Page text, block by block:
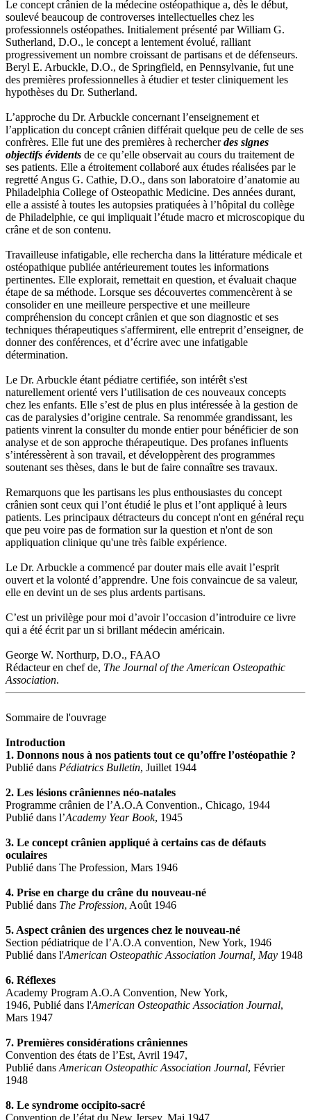
Le concept crânien de la médecine ostéopathique a, dès le début,
soulevé beaucoup de controverses intellectuelles chez les
professionnels ostéopathes. Initialement présenté par William G.
Sutherland, D.O., le concept a lentement évolué, ralliant
progressivement un nombre croissant de partisans et de défenseurs.
Beryl E. Arbuckle, D.O., de Springfield, en Pennsylvanie, fut une
des premières professionnelles à étudier et tester cliniquement les
hypothèses du Dr. Sutherland.
L’approche du Dr. Arbuckle concernant l’enseignement et
l’application du concept crânien différait quelque peu de celle de ses
confrères. Elle fut une des premières à rechercherdes signes
objectifs évidents de ce qu’elle observait au cours du traitement de
ses patients. Elle a étroitement collaboré aux études réalisées par le
regretté Angus G. Cathie, D.O., dans son laboratoire d’anatomie au
Philadelphia College of Osteopathic Medicine. Des années durant,
elle a assisté à toutes les autopsies pratiquées à l’hôpital du collège
de Philadelphie, ce qui impliquait l’étude macro et microscopique du
crâne et de son contenu.
Travailleuse infatigable, elle rechercha dans la littérature médicale et
ostéopathique publiée antérieurement toutes les informations
pertinentes. Elle explorait, remettait en question, et évaluait chaque
étape de sa méthode. Lorsque ses découvertes commencèrent à se
consolider en une meilleure perspective et une meilleure
compréhension du concept crânien et que son diagnostic et ses
techniques thérapeutiques s'affermirent, elle entreprit d’enseigner, de
donner des conférences, et d’écrire avec une infatigable
détermination.
Le Dr. Arbuckle étant pédiatre certifiée, son intérêt s'est
naturellement orienté vers l’utilisation de ces nouveaux concepts
chez les enfants. Elle s’est de plus en plus intéressée à la gestion de
cas de paralysies d’origine centrale. Sa renommée grandissant, les
patients vinrent la consulter du monde entier pour bénéficier de son
analyse et de son approche thérapeutique. Des profanes influents
s’intéressèrent à son travail, et développèrent des programmes
soutenant ses thèses, dans le but de faire connaître ses travaux.
Remarquons que les partisans les plus enthousiastes du concept
crânien sont ceux qui l’ont étudié le plus et l’ont appliqué à leurs
patients. Les principaux détracteurs du concept n'ont en général reçu
que peu voire pas de formation sur la question et n'ont de son
appliquation clinique qu'une très faible expérience.
Le Dr. Arbuckle a commencé par douter mais elle avait l’esprit
ouvert et la volonté d’apprendre. Une fois convaincue de sa valeur,
elle en devint un de ses plus ardents partisans.
C’est un privilège pour moi d’avoir l’occasion d’introduire ce livre
qui a été écrit par un si brillant médecin américain.
George W. Northurp, D.O., FAAO
Rédacteur en chef de, The Journal of the American Osteopathic
Association.
Sommaire de l'ouvrage
Introduction
1. Donnons nous à nos patients tout ce qu’offre l’ostéopathie ?
Publié dans Pédiatrics Bulletin, Juillet 1944
2. Les lésions crâniennes néo-natales
Programme crânien de l’A.O.A Convention., Chicago, 1944
Publié dans l’Academy Year Book, 1945
3. Le concept crânien appliqué à certains cas de défauts
oculaires
Publié dans The Profession, Mars 1946
4. Prise en charge du crâne du nouveau-né
Publié dans The Profession, Août 1946
5. Aspect crânien des urgences chez le nouveau-né
Section pédiatrique de l’A.O.A convention, New York, 1946
Publié dans l'American Osteopathic Association Journal, May 1948
6. Réflexes
Academy Program A.O.A Convention, New York,
1946, Publié dans l'American Osteopathic Association Journal,
Mars 1947
7. Premières considérations crâniennes
Convention des états de l’Est, Avril 1947,
Publié dans American Osteopathic Association Journal, Février
1948
8. Le syndrome occipito-sacré
Convention de l’état du New Jersey, Mai 1947,